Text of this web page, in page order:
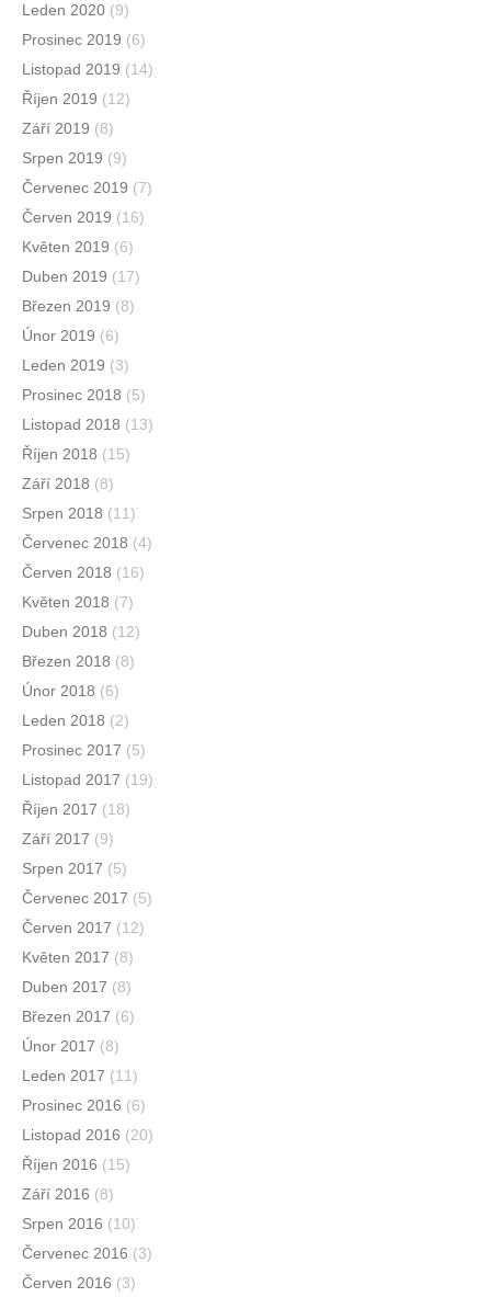
Leden 2020 (9)
Prosinec 2019 (6)
Listopad 2019 (14)
Říjen 2019 (12)
Září 2019 (8)
Srpen 2019 (9)
Červenec 2019 (7)
Červen 2019 (16)
Květen 2019 (6)
Duben 2019 (17)
Březen 2019 (8)
Únor 2019 (6)
Leden 2019 (3)
Prosinec 2018 (5)
Listopad 2018 (13)
Říjen 2018 (15)
Září 2018 (8)
Srpen 2018 (11)
Červenec 2018 (4)
Červen 2018 (16)
Květen 2018 (7)
Duben 2018 (12)
Březen 2018 (8)
Únor 2018 (6)
Leden 2018 (2)
Prosinec 2017 (5)
Listopad 2017 (19)
Říjen 2017 (18)
Září 2017 (9)
Srpen 2017 (5)
Červenec 2017 (5)
Červen 2017 (12)
Květen 2017 (8)
Duben 2017 (8)
Březen 2017 (6)
Únor 2017 (8)
Leden 2017 (11)
Prosinec 2016 (6)
Listopad 2016 (20)
Říjen 2016 (15)
Září 2016 (8)
Srpen 2016 (10)
Červenec 2016 (3)
Červen 2016 (3)